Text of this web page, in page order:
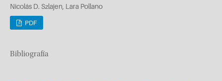
Nicolás D. Szlajen, Lara Pollano
PDF
Bibliografía